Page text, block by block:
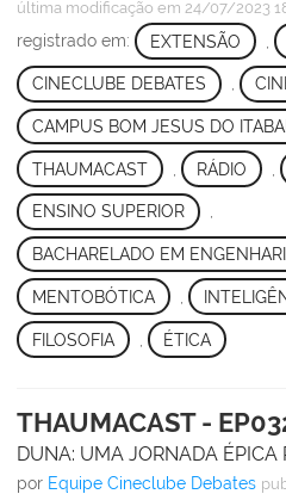
última modificação em 24/07/2023
registrado em: EXTENSÃO
CINECLUBE DEBATES ,
CAMPUS BOM JESUS DO
THAUMACAST RÁDIO
ENSINO SUPERIOR ,
BACHARELADO EM
MENTOBÓTICA
FILOSOFIA ÉTICA
THAUMACAST -
DUNA: UMA JORNADA ÉPICA
por Equipe Cineclube Debates